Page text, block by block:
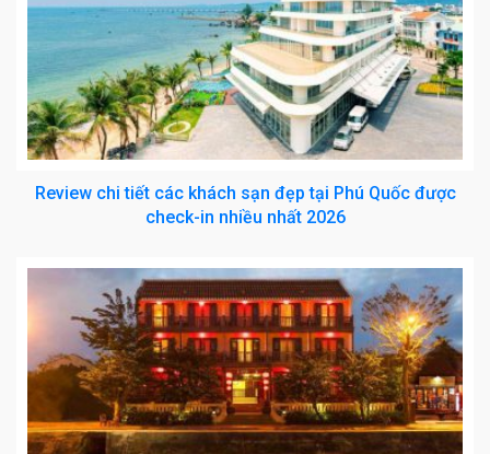
Review chi tiết các khách sạn đẹp tại Phú Quốc được
check-in nhiều nhất 2026